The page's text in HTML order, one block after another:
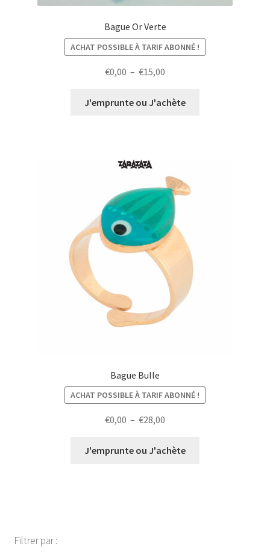
Bague Or Verte
ACHAT POSSIBLE À TARIF ABONNÉ !
€0,00 – €15,00
prix :
J'emprunte ou J'achète
Bague Bulle
ACHAT POSSIBLE À TARIF ABONNÉ !
€0,00 – €28,00
prix :
J'emprunte ou J'achète
Filtrer par :